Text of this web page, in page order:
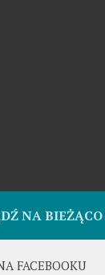
NA BIEŻĄCO
FACEBOOKU